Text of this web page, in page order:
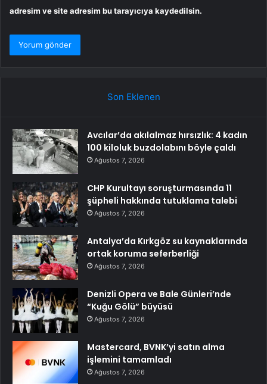
adresim ve site adresim bu tarayıcıya kaydedilsin.
Son Eklenen
Avcılar’da akılalmaz hırsızlık: 4 kadın
100 kiloluk buzdolabını böyle çaldı
Ağustos 7, 2026
CHP Kurultayı soruşturmasında 11
şüpheli hakkında tutuklama talebi
Ağustos 7, 2026
Antalya’da Kırkgöz su kaynaklarında
ortak koruma seferberliği
Ağustos 7, 2026
Denizli Opera ve Bale Günleri’nde
“Kuğu Gölü” büyüsü
Ağustos 7, 2026
Mastercard, BVNK’yi satın alma
işlemini tamamladı
Ağustos 7, 2026